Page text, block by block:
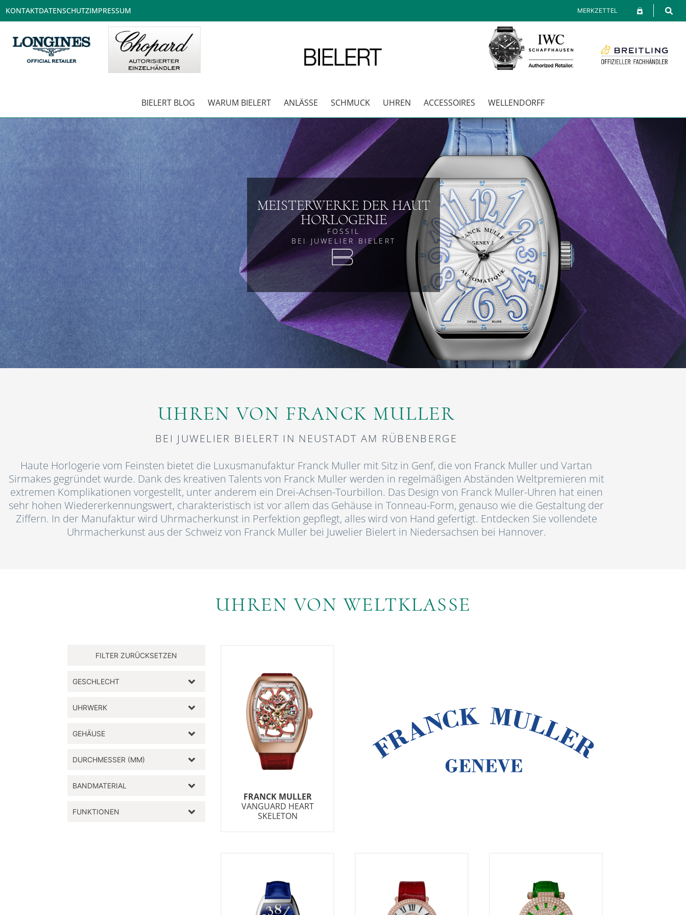
KONTAKTDATENSCHUTZIMPRESSUM MERKZETTEL
BIELERT BLOG WARUM BIELERT ANLÄSSE SCHMUCK UHREN ACCESSOIRES WELLENDORFF
MEISTERWERKE DER HAUT
HORLOGERIE
FOSSIL
BEI JUWELIER BIELERT
UHREN VON FRANCK MULLER
BEI JUWELIER BIELERT IN NEUSTADT AM RÜBENBERGE
Haute Horlogerie vom Feinsten bietet die Luxusmanufaktur Franck Muller mit Sitz in Genf, die von Franck Muller und Vartan
Sirmakes gegründet wurde. Dank des kreativen Talents von Franck Muller werden in regelmäßigen Abständen Weltpremieren mit
extremen Komplikationen vorgestellt, unter anderem ein Drei-Achsen-Tourbillon. Das Design von Franck Muller-Uhren hat einen
sehr hohen Wiedererkennungswert, charakteristisch ist vor allem das Gehäuse in Tonneau-Form, genauso wie die Gestaltung der
Ziffern. In der Manufaktur wird Uhrmacherkunst in Perfektion gepflegt, alles wird von Hand gefertigt. Entdecken Sie vollendete
Uhrmacherkunst aus der Schweiz von Franck Muller bei Juwelier Bielert in Niedersachsen bei Hannover.
UHREN VON WELTKLASSE
GESCHLECHT
UHRWERK
GEHÄUSE
DURCHMESSER (MM)
BANDMATERIAL
FUNKTIONEN
FRANCK MULLER
VANGUARD HEART
SKELETON
Wichtige Mitteilung
Unser Geschäft schließt zum